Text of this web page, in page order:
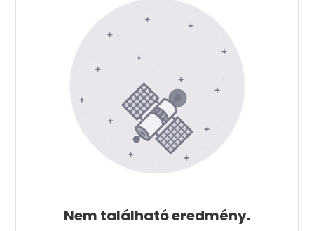
Nem található eredmény.